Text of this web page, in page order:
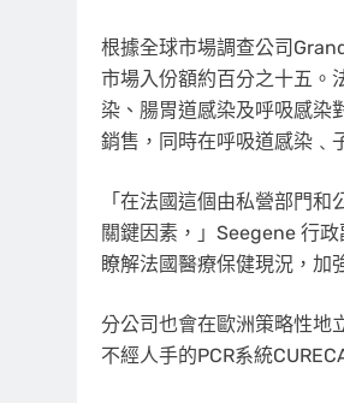
根據全球市場調查公司
市場入份額約百分之十五。
染、腸胃道感染及呼吸感染
銷售，同時在呼吸道感染﹑
「在法國這個由私營部門
關鍵因素，」Seegene 行
瞭解法國醫療保健現況，加
分公司也會在歐洲策略性地
不經人手的PCR系統